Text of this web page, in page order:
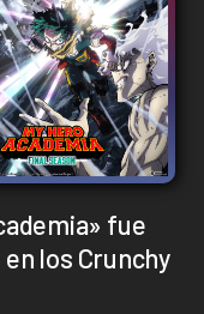
fue
los Crunchy